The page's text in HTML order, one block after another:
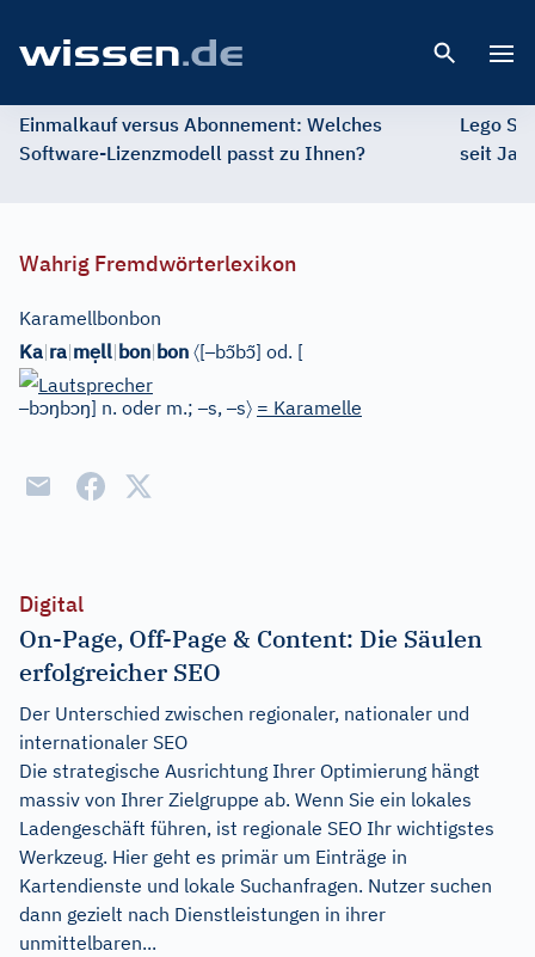
Einmalkauf versus Abonnement: Welches
Software-Lizenzmodell passt zu Ihnen?
Lego
seit
Wahrig Fremdwörterlexikon
Karamellbonbon
Ka|ra|mẹll|bon|bon 〈[–bɔ̃bɔ̃] od. [
–bɔŋbɔŋ] n. oder m.;–s,–s〉 = Karamelle
Digital
On-Page, Off-Page & Content: Die Säulen
erfolgreicher SEO
Der Unterschied zwischen regionaler, nationaler und
internationaler SEO
Die strategische Ausrichtung Ihrer Optimierung hängt
massiv von Ihrer Zielgruppe ab. Wenn Sie ein lokales
Ladengeschäft führen, ist regionale SEO Ihr wichtigstes
Werkzeug. Hier geht es primär um Einträge in
Kartendienste und lokale Suchanfragen. Nutzer suchen
dann gezielt nach Dienstleistungen in ihrer
unmittelbaren...